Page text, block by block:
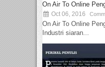
On Air To Online
Oct 06, 2016
On Air To Online
Industri siaran...